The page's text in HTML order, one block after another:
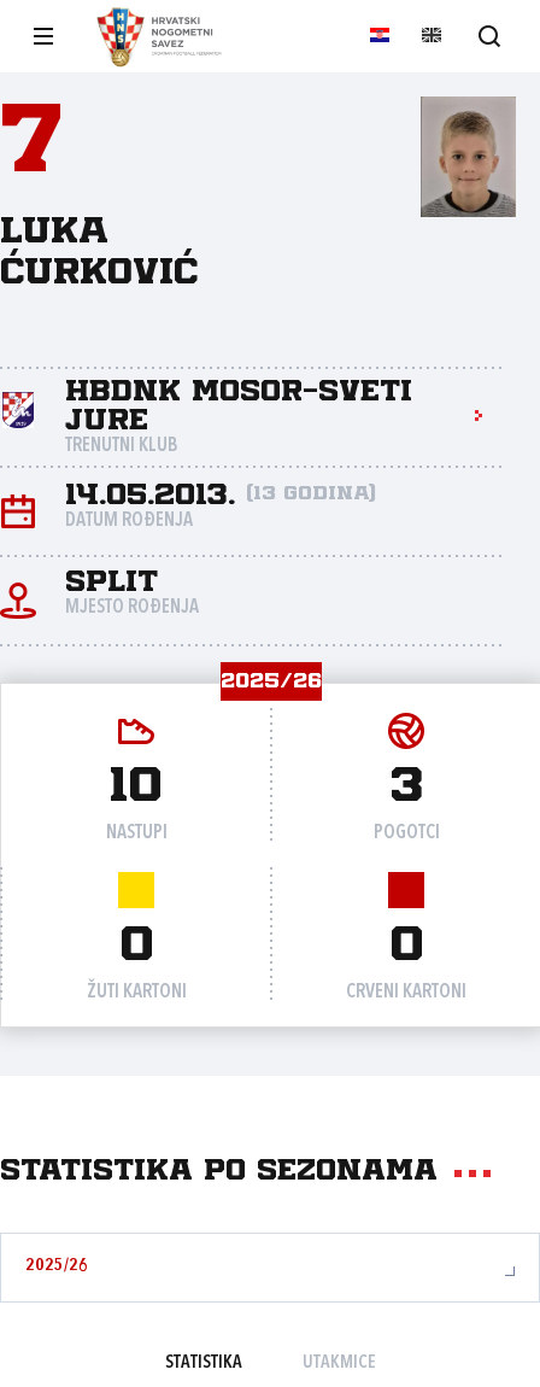
7
Luka
Ćurković
HBDNK Mosor-Sveti
Jure
TRENUTNI KLUB
14.05.2013. (13 godina)
DATUM ROĐENJA
Split
MJESTO ROĐENJA
2025/26
10
NASTUPI
3
POGOTCI
0
ŽUTI KARTONI
0
CRVENI KARTONI
Statistika po sezonama
2025/26
STATISTIKA UTAKMICE